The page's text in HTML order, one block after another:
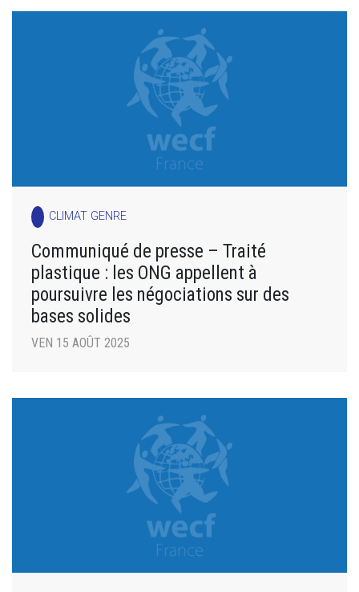
CLIMAT GENRE
Communiqué de presse – Traité
plastique : les ONG appellent à
poursuivre les négociations sur des
bases solides
VEN 15 AOÛT 2025